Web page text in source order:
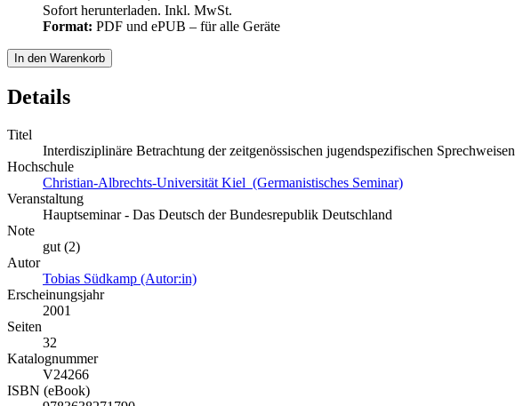
Sofort herunterladen. Inkl. MwSt.
Format: PDF und ePUB – für alle Geräte
In den Warenkorb
Details
Titel
Interdisziplinäre Betrachtung der zeitgenössischen jugendspezifischen Sprechweisen
Hochschule
Christian-Albrechts-Universität Kiel (Germanistisches Seminar)
Veranstaltung
Hauptseminar - Das Deutsch der Bundesrepublik Deutschland
Note
gut (2)
Autor
Tobias Südkamp (Autor:in)
Erscheinungsjahr
2001
Seiten
32
Katalognummer
V24266
ISBN (eBook)